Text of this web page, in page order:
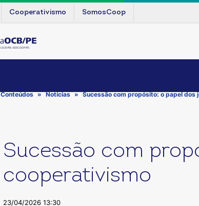
Cooperativismo SomosCoop
Conteúdos Notícias Sucessão com propósito: o papel dos
Sucessão com
cooperativismo
23/04/2026 13:30